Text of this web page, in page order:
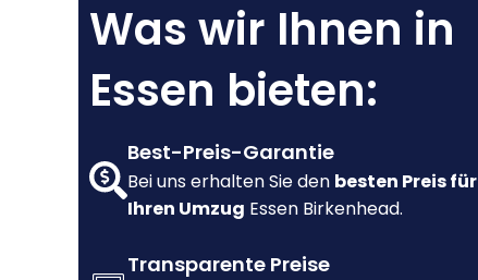
Was wir Ihnen in
Essen bieten:
Best-Preis-Garantie
Bei uns erhalten Sie den besten Preis für
Ihren Umzug Essen Birkenhead.
Transparente Preise